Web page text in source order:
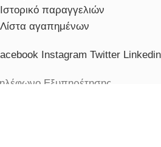
Ιστορικό παραγγελιών
Λίστα αγαπημένων
Instagram Twitter Linkedin
Εξυπηρέτησης